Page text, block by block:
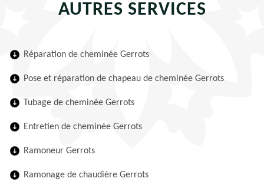
AUTRES SERVICES
Réparation de cheminée Gerrots
Pose et réparation de chapeau de cheminée Gerrots
Tubage de cheminée Gerrots
Entretien de cheminée Gerrots
Ramoneur Gerrots
Ramonage de chaudière Gerrots